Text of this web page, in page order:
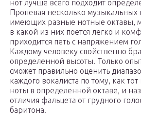
нот лучше всего подходит
Пропевая несколько музыкальных
имеющих разные нотные октавы,
в какой из них поется легко и
приходится петь с напряжением
Каждому человеку свойственно
определенной высоты. Только
сможет правильно оценить
каждого вокалиста по тому, как
ноты в определенной октаве, и
отличия фальцета от грудного
баритона.